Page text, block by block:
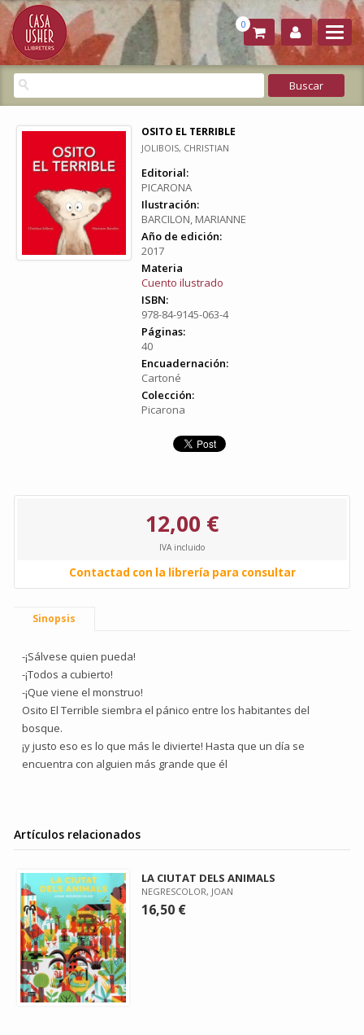
0
OSITO EL TERRIBLE
JOLIBOIS, CHRISTIAN
Editorial:
PICARONA
Ilustración:
BARCILON, MARIANNE
Año de edición:
2017
Materia
Cuento ilustrado
ISBN:
978-84-9145-063-4
Páginas:
40
Encuadernación:
Cartoné
Colección:
Picarona
12,00 €
IVA incluido
Contactad con la librería para consultar
Sinopsis
-¡Sálvese quien pueda!
-¡Todos a cubierto!
-¡Que viene el monstruo!
Osito El Terrible siembra el pánico entre los habitantes del
bosque.
¡y justo eso es lo que más le divierte! Hasta que un día se
encuentra con alguien más grande que él
Artículos relacionados
LA CIUTAT DELS ANIMALS
NEGRESCOLOR, JOAN
16,50 €